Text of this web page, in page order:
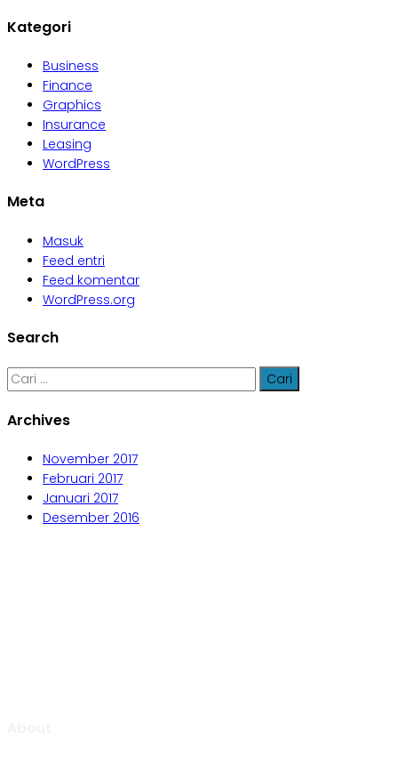
Kategori
Business
Finance
Graphics
Insurance
Leasing
WordPress
Meta
Masuk
Feed entri
Feed komentar
WordPress.org
Search
Cari
untuk:
Archives
November 2017
Februari 2017
Januari 2017
Desember 2016